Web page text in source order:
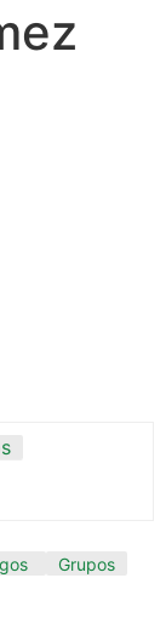
Grupos